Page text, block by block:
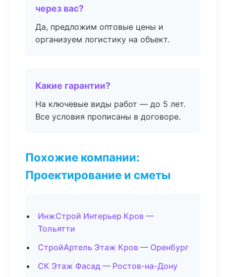
через вас?
Да, предложим оптовые цены и
организуем логистику на объект.
Какие гарантии?
На ключевые виды работ — до 5 лет.
Все условия прописаны в договоре.
Похожие компании:
Проектирование и сметы
ИнжСтрой Интерьер Кров —
Тольятти
СтройАртель Этаж Кров — Оренбург
СК Этаж Фасад — Ростов-на-Дону